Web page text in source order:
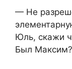
— Не
Юль, скажи
Был